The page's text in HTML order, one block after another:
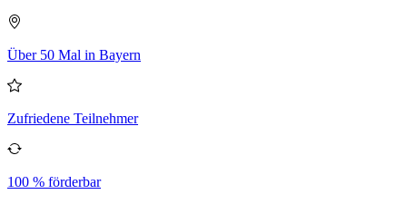
Über 50 Mal in Bayern
Zufriedene Teilnehmer
100 % förderbar